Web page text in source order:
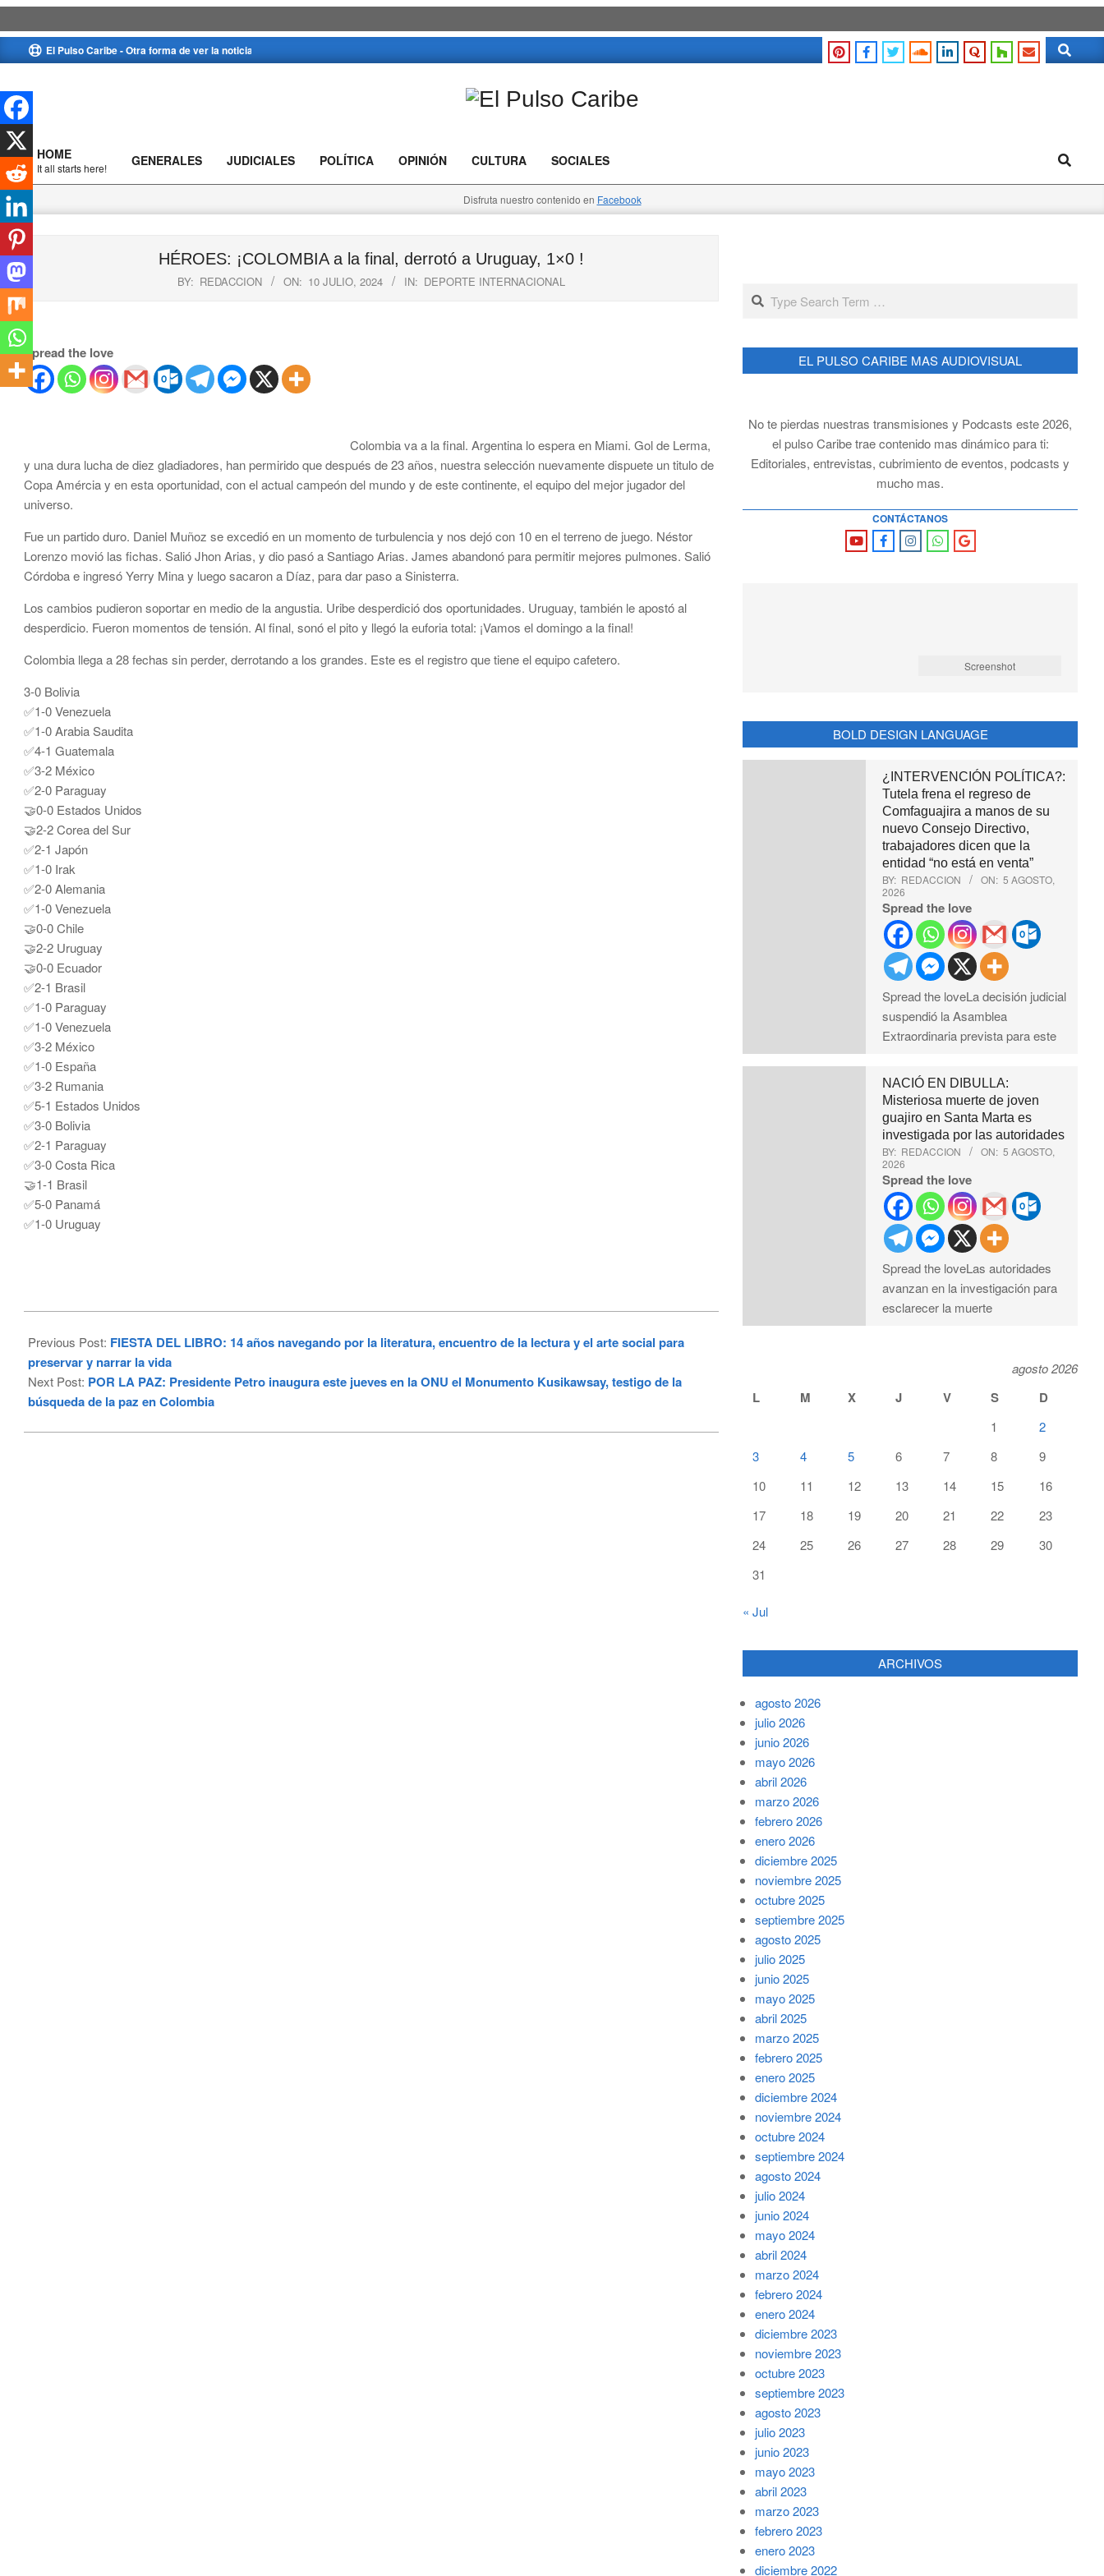
to
El Pulso Caribe - Otra forma de ver la noticia Search
Caribe
Primary
Navigation
Menu
HOME
It all starts here! GENERALES JUDICIALES POLÍTICA OPINIÓN CULTURA SOCIALES Search
Disfruta nuestro contenido en Facebook
HÉROES: ¡COLOMBIA a la final, derrotó a Uruguay, 1×0 !
BY: REDACCION ON: 10 JULIO, 2024 IN: DEPORTE INTERNACIONAL
Spread the love
Colombia va a la final. Argentina lo espera en Miami. Gol de Lerma,
y una dura lucha de diez gladiadores, han permirido que después de 23 años, nuestra selección nuevamente dispuete un titulo de
Copa Amércia y en esta oportunidad, con el actual campeón del mundo y de este continente, el equipo del mejor jugador del
universo.
Fue un partido duro. Daniel Muñoz se excedió en un momento de turbulencia y nos dejó con 10 en el terreno de juego. Néstor
Lorenzo movió las fichas. Salió Jhon Arias, y dio pasó a Santiago Arias. James abandonó para permitir mejores pulmones. Salió
Córdoba e ingresó Yerry Mina y luego sacaron a Díaz, para dar paso a Sinisterra.
Los cambios pudieron soportar en medio de la angustia. Uribe desperdició dos oportunidades. Uruguay, también le apostó al
desperdicio. Fueron momentos de tensión. Al final, sonó el pito y llegó la euforia total: ¡Vamos el domingo a la final!
Colombia llega a 28 fechas sin perder, derrotando a los grandes. Este es el registro que tiene el equipo cafetero.
3-0 Bolivia
✅1-0 Venezuela
✅1-0 Arabia Saudita
✅4-1 Guatemala
✅3-2 México
✅2-0 Paraguay
🤝0-0 Estados Unidos
🤝2-2 Corea del Sur
✅2-1 Japón
✅1-0 Irak
✅2-0 Alemania
✅1-0 Venezuela
🤝0-0 Chile
🤝2-2 Uruguay
🤝0-0 Ecuador
✅2-1 Brasil
✅1-0 Paraguay
✅1-0 Venezuela
✅3-2 México
✅1-0 España
✅3-2 Rumania
✅5-1 Estados Unidos
✅3-0 Bolivia
✅2-1 Paraguay
✅3-0 Costa Rica
🤝1-1 Brasil
✅5-0 Panamá
✅1-0 Uruguay
07-
10
Previous Post: FIESTA DEL LIBRO: 14 años navegando por la literatura, encuentro de la lectura y el arte social para
preservar y narrar la vida
Next Post: POR LA PAZ: Presidente Petro inaugura este jueves en la ONU el Monumento Kusikawsay, testigo de la
búsqueda de la paz en Colombia
Search
EL PULSO CARIBE MAS AUDIOVISUAL
No te pierdas nuestras transmisiones y Podcasts este 2026,
el pulso Caribe trae contenido mas dinámico para ti:
Editoriales, entrevistas, cubrimiento de eventos, podcasts y
mucho mas.
CONTÁCTANOS
Screenshot
BOLD DESIGN LANGUAGE
¿INTERVENCIÓN POLÍTICA?:
Tutela frena el regreso de
Comfaguajira a manos de su
nuevo Consejo Directivo,
trabajadores dicen que la
entidad “no está en venta”
BY: REDACCION ON: 5 AGOSTO,
2026
Spread the love
Spread the loveLa decisión judicial
suspendió la Asamblea
Extraordinaria prevista para este
NACIÓ EN DIBULLA:
Misteriosa muerte de joven
guajiro en Santa Marta es
investigada por las autoridades
BY: REDACCION ON: 5 AGOSTO,
2026
Spread the love
Spread the loveLas autoridades
avanzan en la investigación para
esclarecer la muerte
agosto 2026
L M X J V S D
1
2
3
4 5 6 7 8
9
10
11 12 13 14 15
16
17
18 19 20 21 22
23
24
25 26 27 28 29
30
31
« Jul
ARCHIVOS
agosto 2026
julio 2026
junio 2026
mayo 2026
abril 2026
marzo 2026
febrero 2026
enero 2026
diciembre 2025
noviembre 2025
octubre 2025
septiembre 2025
agosto 2025
julio 2025
junio 2025
mayo 2025
abril 2025
marzo 2025
febrero 2025
enero 2025
diciembre 2024
noviembre 2024
octubre 2024
septiembre 2024
agosto 2024
julio 2024
junio 2024
mayo 2024
abril 2024
marzo 2024
febrero 2024
enero 2024
diciembre 2023
noviembre 2023
octubre 2023
septiembre 2023
agosto 2023
julio 2023
junio 2023
mayo 2023
abril 2023
marzo 2023
febrero 2023
enero 2023
diciembre 2022